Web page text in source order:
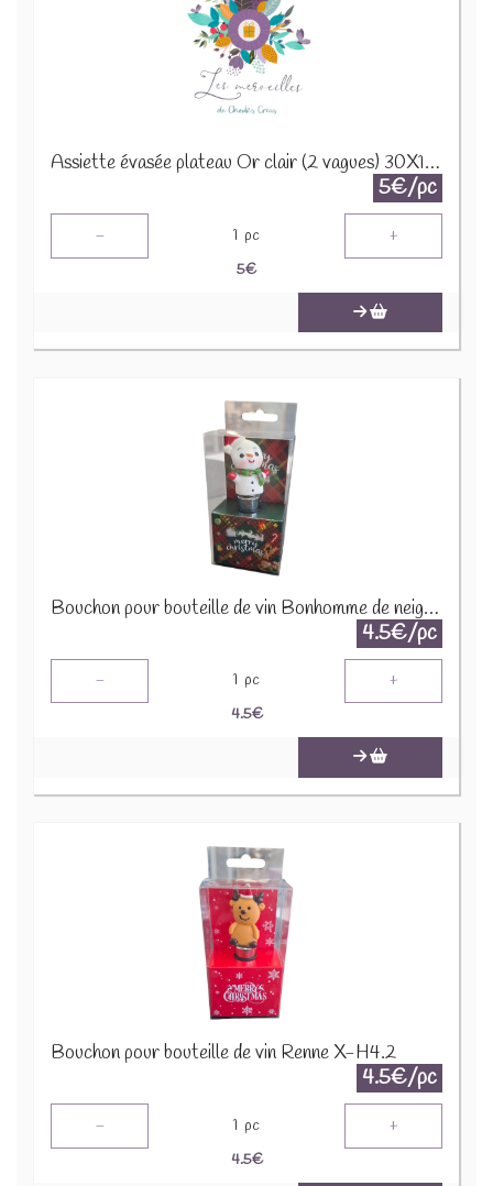
Assiette évasée plateau Or clair (2 vagues) 30X12H5CM 22334
5€/pc
- 1 pc +
5€
Bouchon pour bouteille de vin Bonhomme de neige X-M10.2
4.5€/pc
- 1 pc +
4.5€
Bouchon pour bouteille de vin Renne X-H4.2
4.5€/pc
- 1 pc +
4.5€